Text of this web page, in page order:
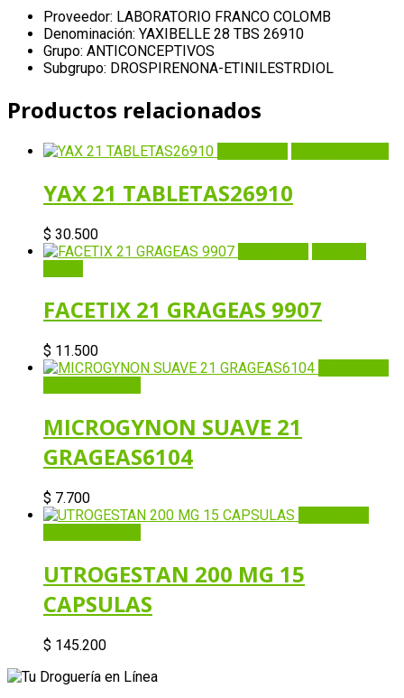
Proveedor: LABORATORIO FRANCO COLOMB
Denominación: YAXIBELLE 28 TBS 26910
Grupo: ANTICONCEPTIVOS
Subgrupo: DROSPIRENONA-ETINILESTRDIOL
Productos relacionados
YAX 21 TABLETAS26910
$ 30.500
FACETIX 21 GRAGEAS 9907
$ 11.500
MICROGYNON SUAVE 21
GRAGEAS6104
$ 7.700
UTROGESTAN 200 MG 15
CAPSULAS
$ 145.200